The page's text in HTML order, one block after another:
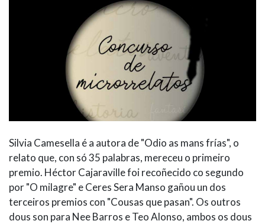
Silvia Camesella é a autora de "Odio as mans frías", o
relato que, con só 35 palabras, mereceu o primeiro
premio. Héctor Cajaraville foi recoñecido co segundo
por "O milagre" e Ceres Sera Manso gañou un dos
terceiros premios con "Cousas que pasan". Os outros
dous son para Nee Barros e Teo Alonso, ambos os dous